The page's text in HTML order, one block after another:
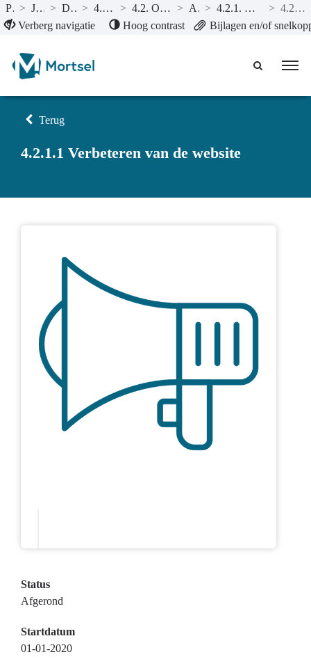
Naar hoofdinhoud
Publicaties> Jaarrekening 2023 > De beleidsevaluatie > 4. Mortsel is een sterk merk > 4.2. Onze communicatie bereikt de juiste doelgroepen > Actieplannen> 4.2.1. We verbeteren en versterken onze communicatiekanalen >
4.2.1.1 Verbeteren van de website
Verberg navigatie
Hoog contrast Bijlagen en/of
Terug
4.2.1.1 Verbeteren van de website
Status
Afgerond
Startdatum
01-01-2020